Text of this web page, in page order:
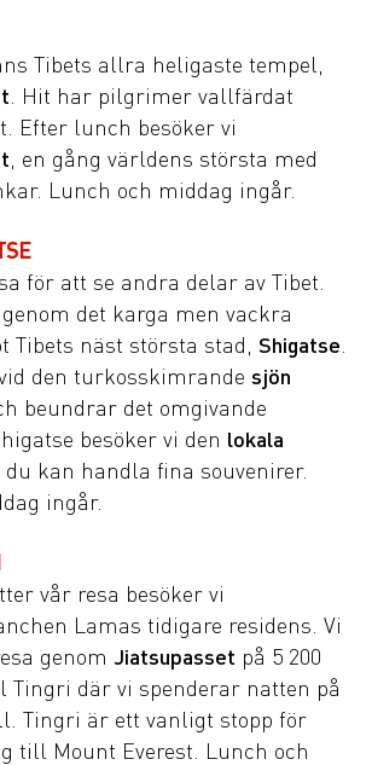
Tibets allra heligaste tempel,
. Hit har pilgrimer vallfärdat
Efter lunch besöker vi
, en gång världens största med
Lunch och middag ingår.
för att se andra delar av Tibet.
det karga men vackra
Tibets näst största stad, Shigatse
den turkosskimrande sjön
beundrar det omgivande
besöker vi den lokala
du kan handla fina souvenirer.
ingår.
vår resa besöker vi
Lamas tidigare residens. Vi
genom Jiatsupasset på 5 200
Tingri där vi spenderar natten på
Tingri är ett vanligt stopp för
till Mount Everest. Lunch och